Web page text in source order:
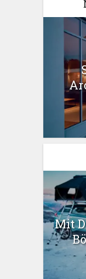
Mit